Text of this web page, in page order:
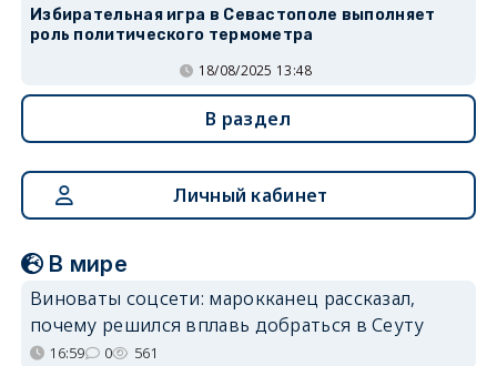
Избирательная игра в Севастополе выполняет
роль политического термометра
18/08/2025 13:48
В раздел
Личный кабинет
В мире
Виноваты соцсети: марокканец рассказал,
почему решился вплавь добраться в Сеуту
16:59 0 561